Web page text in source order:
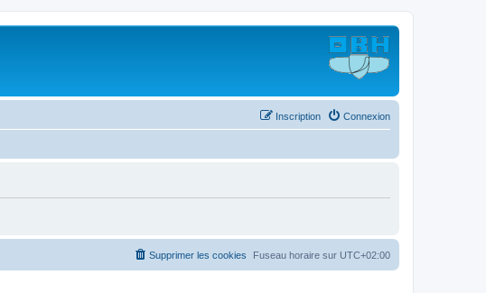
Connexion
Inscription
Fuseau horaire sur UTC+02:00
Supprimer les cookies